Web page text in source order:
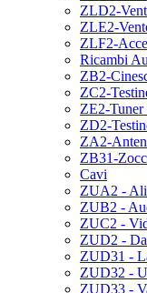
ZLD2-
ZLE2-
ZLF2-
Ricambi
ZB2-
ZC2-
ZE2-
ZD2-
ZA2-
ZB31-
Cavi
ZUA2 -
ZUB2 -
ZUC2 -
ZUD2 -
ZUD31 -
ZUD32 -
ZUD33 -